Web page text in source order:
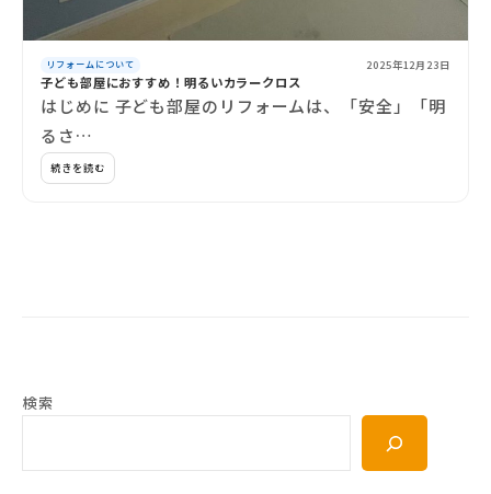
リフォームについて 2025年12月23日
子ども部屋におすすめ！明るいカラークロス
はじめに 子ども部屋のリフォームは、「安全」「明
るさ…
続きを読む
検索